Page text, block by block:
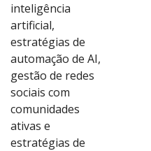
inteligência
artificial,
estratégias de
automação de AI,
gestão de redes
sociais com
comunidades
ativas e
estratégias de